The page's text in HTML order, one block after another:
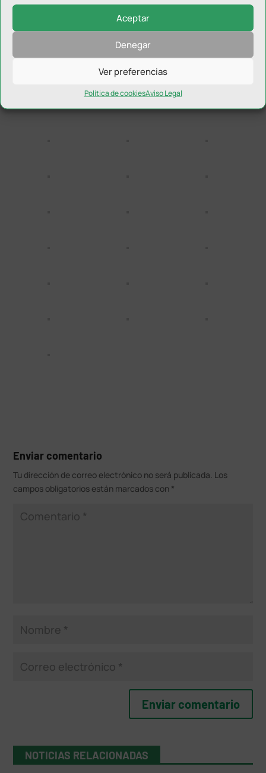
Aceptar
Denegar
Ver preferencias
Política de cookiesAviso Legal
Enviar comentario
Tu dirección de correo electrónico no será publicada. Los
campos obligatorios están marcados con *
NOTICIAS RELACIONADAS